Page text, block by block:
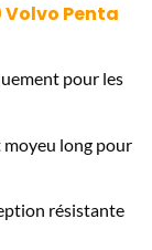
Volvo Penta
pour les
long pour
résistante